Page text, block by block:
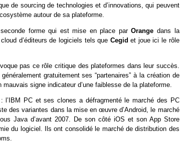
de sourcing de technologies et d’innovations, qui peuvent
autour de sa plateforme.
forme qui est mise en place parOrangedans la
d’éditeurs de logiciels tels que Cegidet joue ici le rôle
pas ce rôle critique des plateformes dans leur succès.
gratuitement ses “partenaires” à la création de
signe indicateur d’une faiblesse de la plateforme.
l’IBM PC et ses clones a défragmenté le marché des PC
des variantes dans la mise en œuvre d’Android, le marché
Java d’avant 2007. De son côté iOS et son App Store
du logiciel. Ils ont consolidé le marché de distribution des